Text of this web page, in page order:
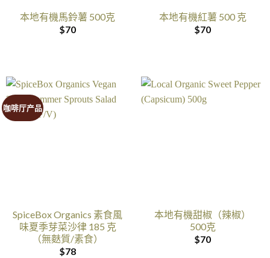
本地有機馬鈴薯 500克
$70
本地有機紅薯 500 克
$70
咖啡厅产品
SpiceBox Organics 素食風
味夏季芽菜沙律 185 克
（無麩質/素食）
$78
本地有機甜椒（辣椒）
500克
$70